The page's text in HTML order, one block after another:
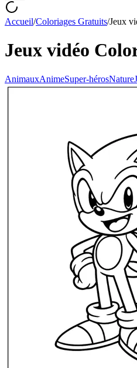
Accueil/Coloriages Gratuits/Jeux
Jeux vidéo
AnimauxAnimeSuper-hérosNature